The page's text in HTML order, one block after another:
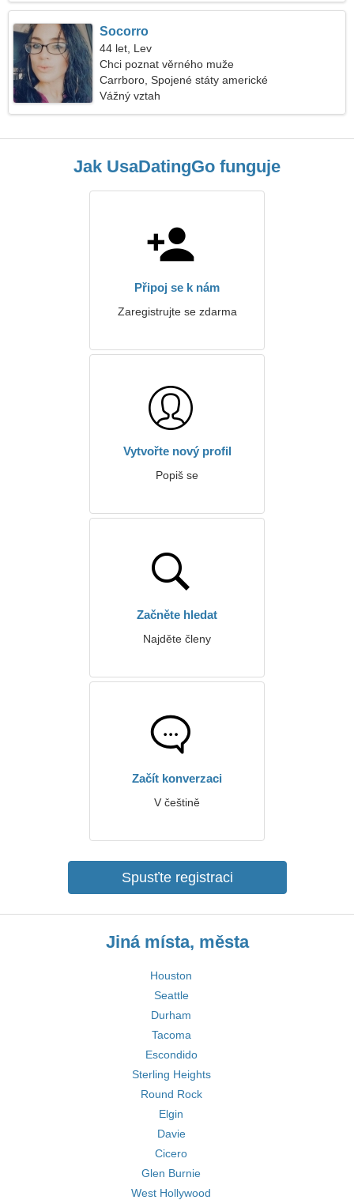
Socorro
44 let, Lev
Chci poznat věrného muže
Carrboro, Spojené státy americké
Vážný vztah
Jak UsaDatingGo funguje
Připoj se k nám
Zaregistrujte se zdarma
Vytvořte nový profil
Popiš se
Začněte hledat
Najděte členy
Začít konverzaci
V češtině
Spusťte registraci
Jiná místa, města
Houston
Seattle
Durham
Tacoma
Escondido
Sterling Heights
Round Rock
Elgin
Davie
Cicero
Glen Burnie
West Hollywood